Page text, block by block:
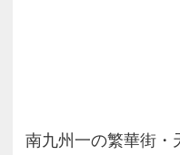
南九州一の繁華街・